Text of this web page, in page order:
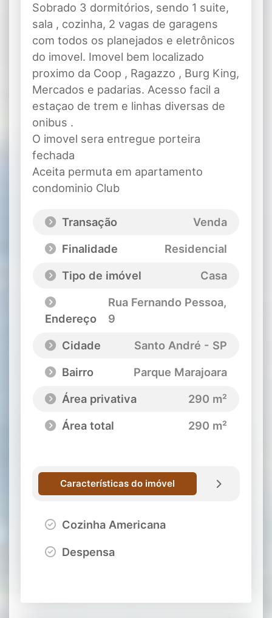
Sobrado 3 dormitórios, sendo 1 suite,
sala , cozinha, 2 vagas de garagens
com todos os planejados e eletrônicos
do imovel. Imovel bem localizado
proximo da Coop , Ragazzo , Burg King,
Mercados e padarias. Acesso facil a
estaçao de trem e linhas diversas de
onibus .
O imovel sera entregue porteira
fechada
Aceita permuta em apartamento
condominio Club
Transação
Venda
Finalidade
Residencial
Tipo de imóvel
Casa
Endereço
Rua Fernando Pessoa,
9
Cidade
Santo André - SP
Bairro
Parque Marajoara
Área privativa
290 m²
Área total
290 m²
Características do imóvel
Cozinha Americana
Despensa